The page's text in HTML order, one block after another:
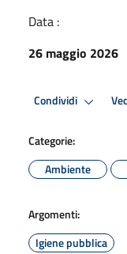
Data :
26 maggio 2026
Condividi
Categorie:
Ambiente
Argomenti:
Igiene pubblica